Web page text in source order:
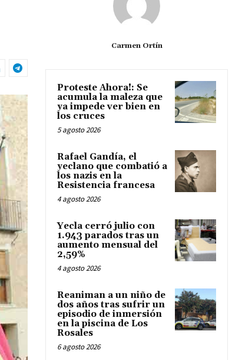
Carmen Ortín
Proteste Ahora!: Se
acumula la maleza que
ya impede ver bien en
los cruces
5 agosto 2026
Rafael Gandía, el
yeclano que combatió a
los nazis en la
Resistencia francesa
4 agosto 2026
Yecla cerró julio con
1.943 parados tras un
aumento mensual del
2,59%
4 agosto 2026
Reaniman a un niño de
dos años tras sufrir un
episodio de inmersión
en la piscina de Los
Rosales
6 agosto 2026